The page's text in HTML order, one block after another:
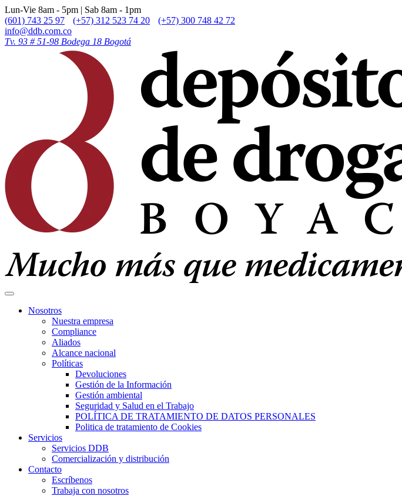
Lun-Vie 8am - 5pm | Sab 8am - 1pm
(601) 743 25 97
(+57) 312 523 74 20
(+57) 300 748 42 72
info@ddb.com.co
Tv. 93 # 51-98 Bodega 18 Bogotá
Nosotros
Nuestra empresa
Compliance
Aliados
Alcance nacional
Políticas
Devoluciones
Gestión de la Información
Gestión ambiental
Seguridad y Salud en el Trabajo
POLÍTICA DE TRATAMIENTO DE DATOS PERSONALES
Politica de tratamiento de Cookies
Servicios
Servicios DDB
Comercialización y distribución
Contacto
Escríbenos
Trabaja con nosotros